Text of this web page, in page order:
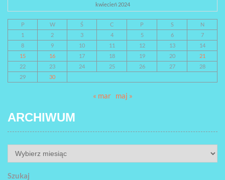
kwiecień 2024
P W Ś C P S
N
1
2 3 4 5 6
7
8
9 10 11 12 13
14
15
16 17 18 19 20
21
22
23 24 25 26 27
28
29
30
« mar maj »
ARCHIWUM
ARCHIWUM
Szukaj